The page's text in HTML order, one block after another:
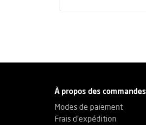
À propos des commandes
Modes de paiement
Frais d'expédition